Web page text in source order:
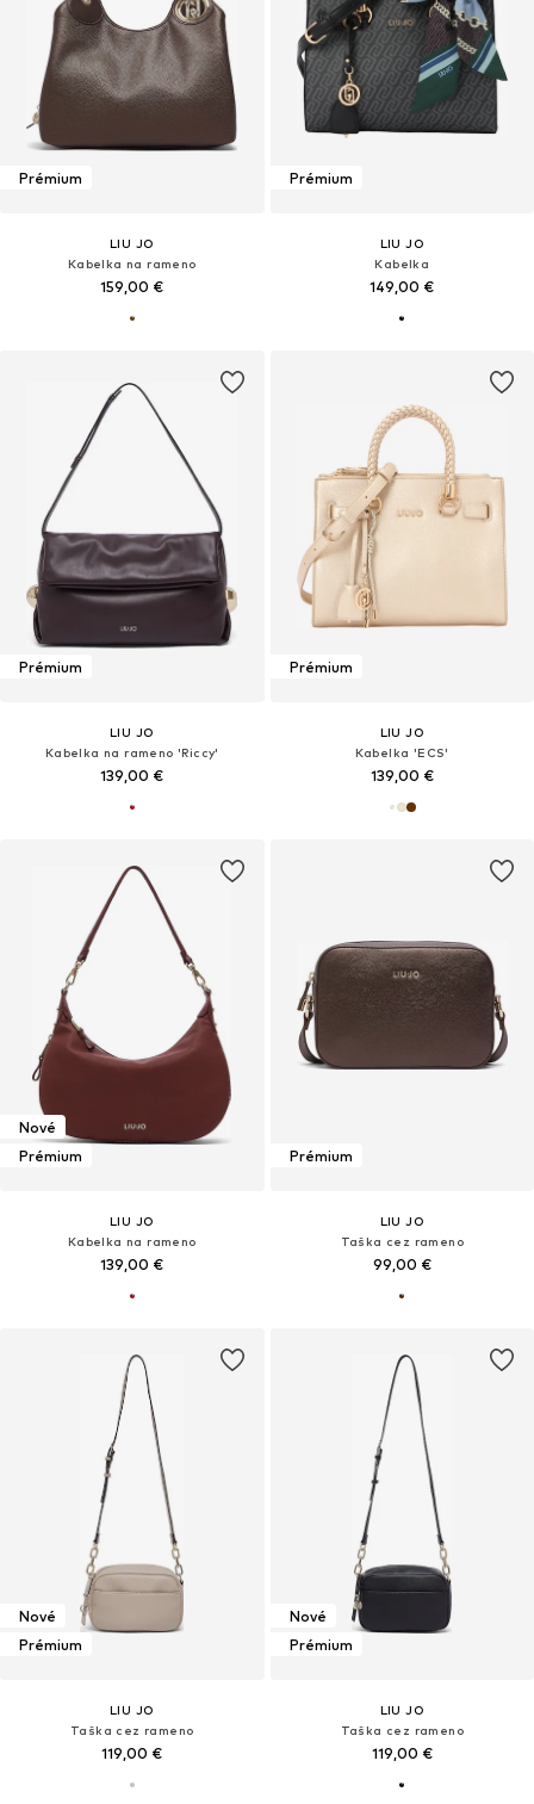
Prémium
LIU JO
Kabelka na rameno
159,00 €
Prémium
LIU JO
Kabelka
149,00 €
Prémium
LIU JO
Kabelka na rameno 'Riccy'
139,00 €
Prémium
LIU JO
Kabelka 'ECS'
139,00 €
Nové
Prémium
LIU JO
Kabelka na rameno
139,00 €
Prémium
LIU JO
Taška cez rameno
99,00 €
Nové
Prémium
LIU JO
Taška cez rameno
119,00 €
Nové
Prémium
LIU JO
Taška cez rameno
119,00 €